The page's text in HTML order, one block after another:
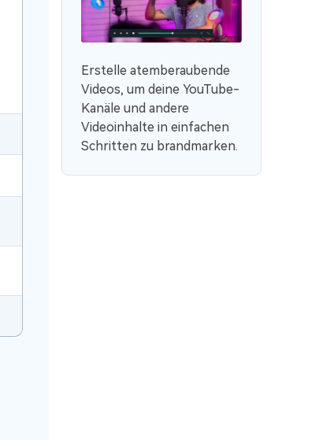
Erstelle atemberaubende
Videos, um deine YouTube-
Kanäle und andere
Videoinhalte in einfachen
Schritten zu brandmarken.